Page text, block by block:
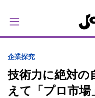
企業探究
技術力に絶対の
えて「プロ市